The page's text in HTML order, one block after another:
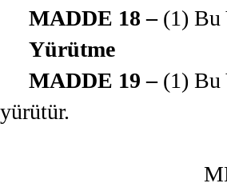
MADDE 18 –(1) Bu
Yürütme
MADDE 19 –(1) Bu
yürütür.